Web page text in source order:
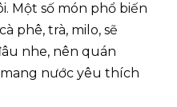
Một số món phổ biến
phê, trà, milo, sẽ
nhe, nên quán
nước yêu thích